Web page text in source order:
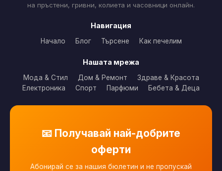
на пръстени, гривни, колиета и часовници онлайн.
Навигация
Начало Блог Търсене Как печелим
Нашата мрежа
Мода & Стил Дом & Ремонт
Здраве & Красота
Електроника
Спорт Парфюми Бебета & Деца
📧 Получавай най-добрите
оферти
Абонирай се за нашия бюлетин и не пропускай